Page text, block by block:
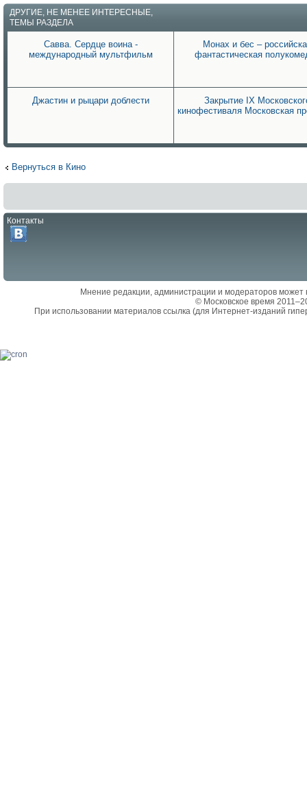
ДРУГИЕ, НЕ МЕНЕЕ ИНТЕРЕСНЫЕ,
ТЕМЫ РАЗДЕЛА
Савва. Сердце воина -
международный мультфильм
Монах и бес –
фантастическая
Джастин и рыцари доблести
Закрытие IX
кинофестиваля Московская
Вернуться в Кино
Контакты
Мнение редакции, администрации и модераторов может
© Московское время
При использовании материалов ссылка (для Интернет-изданий